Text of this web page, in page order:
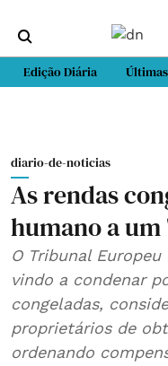
Edição Diária Últimas
diario-de-noticias
As rendas
humano a
O Tribunal
vindo a condenar
congeladas,
proprietários de
ordenando